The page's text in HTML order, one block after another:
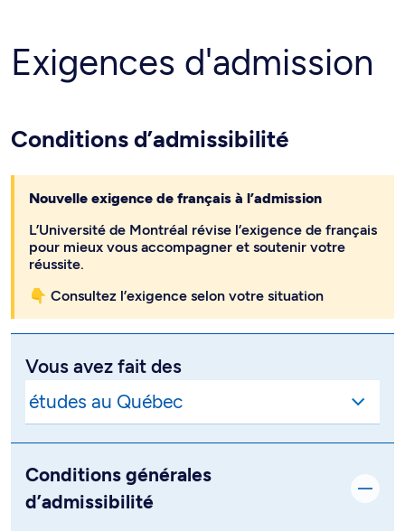
Exigences d'admission
Conditions d’admissibilité
Nouvelle exigence de français à l’admission
L’Université de Montréal révise l’exigence de français
pour mieux vous accompagner et soutenir votre
réussite.
👇 Consultez l’exigence selon votre situation
Vous avez fait des
Conditions générales
d’admissibilité